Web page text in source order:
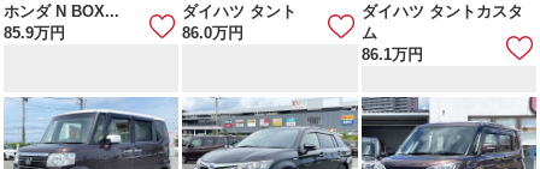
ホンダ N BOX...
85.9万円
ダイハツ タント
86.0万円
ダイハツ タントカスタ
ム
86.1万円